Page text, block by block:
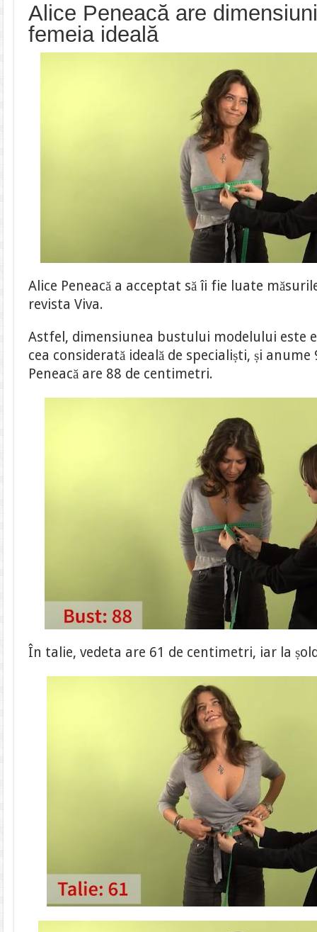
Alice Peneacă are
femeia ideală
Alice Peneacă a acceptat să îi fie luate
revista Viva.
Astfel, dimensiunea bustului modelului este
cea considerată ideală de specialiști, și
Peneacă are 88 de centimetri.
În talie, vedeta are 61 de centimetri, iar la